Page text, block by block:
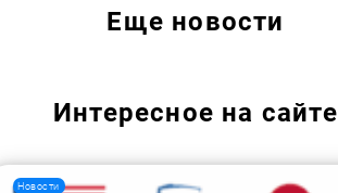
Еще новости
Интересное на сайте
Новости